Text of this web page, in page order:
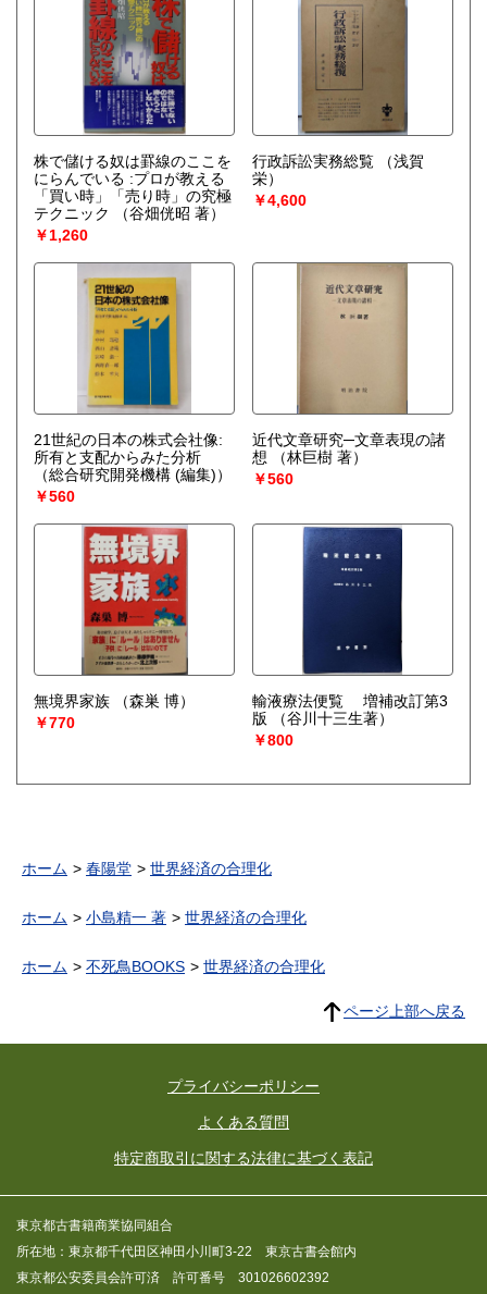
株で儲ける奴は罫線のここを
にらんでいる :プロが教える
「買い時」「売り時」の究極
テクニック
（谷畑侊昭 著）
￥1,260
行政訴訟実務総覧
（浅賀
栄）
￥4,600
21世紀の日本の株式会社像:
所有と支配からみた分析
（総合研究開発機構 (編集)）
￥560
近代文章研究─文章表現の諸
想
（林巨樹 著）
￥560
無境界家族
（森巣 博）
￥770
輸液療法便覧 増補改訂第3
版
（谷川十三生著）
￥800
ホーム 春陽堂 世界経済の合理化
ホーム 小島精一 著 世界経済の合理化
ホーム 不死鳥BOOKS 世界経済の合理化
ページ上部へ戻る
プライバシーポリシー
よくある質問
特定商取引に関する法律に基づく表記
東京都古書籍商業協同組合
所在地：東京都千代田区神田小川町3-22 東京古書会館内
東京都公安委員会許可済 許可番号 301026602392